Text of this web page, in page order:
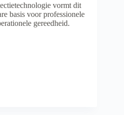
vormt dit
basis voor professionele
gereedheid.